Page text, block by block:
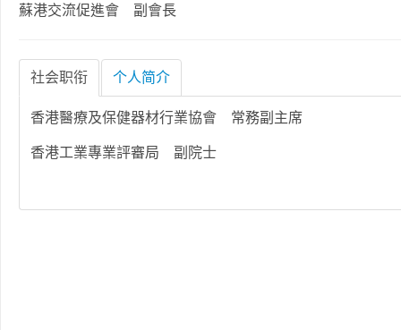
蘇港交流促進會 副會長
社会职衔 个人简介
香港醫療及保健器材行業協會 常務副主席
香港工業專業評審局 副院士